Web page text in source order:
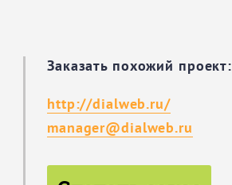
Заказать похожий проект:
http://dialweb.ru/
manager@dialweb.ru